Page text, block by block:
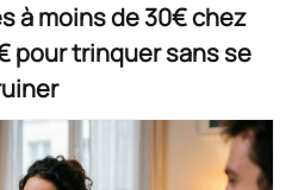
à moins de 30€ chez
pour trinquer sans se